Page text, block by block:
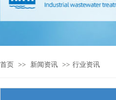
首页 >> 新闻资讯 >> 行业资讯